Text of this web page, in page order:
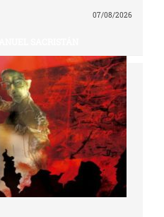
07/08/2026